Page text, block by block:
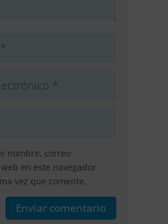
nombre, correo
en este navegador
vez que comente.
Enviar comentario